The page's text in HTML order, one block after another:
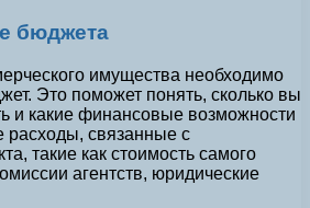
бюджета
имущества необходимо
Это поможет понять, сколько вы
и какие финансовые возможности
расходы, связанные с
такие как стоимость самого
агентств, юридические